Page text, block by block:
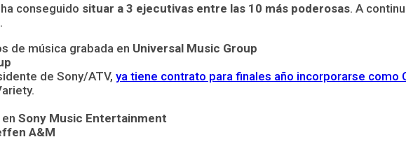
conseguido situar a 3 ejecutivas entre las 10 más poderosas. A
.
de música grabada en Universal Music Group
de Sony/ATV, ya tiene contrato para finales año incorporarse como
Sony Music Entertainment
A&M